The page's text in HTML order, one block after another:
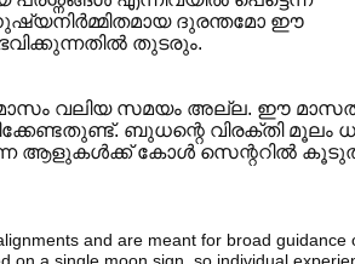
ദുരന്തമോ ഈ
തുടരും.
മാസം വലിയ സമയം അല്ല. ഈ
ബുധന്റെ വിരക്തി മൂലം
ആളുകൾക്ക് കോൾ സെന്ററിൽ
and are meant for broad guidance